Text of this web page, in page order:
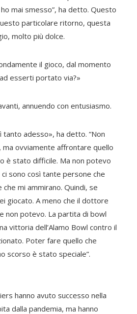
mai smesso”, ha detto. Questo
particolare ritorno, questa
molto più dolce.
il gioco, dal momento
esserti portato via?»
annuendo con entusiasmo.
tanto adesso», ha detto. “Non
ovviamente affrontare quello
è stato difficile. Ma non potevo
sono così tante persone che
mi ammirano. Quindi, se
giocato. A meno che il dottore
non potevo. La partita di bowl
vittoria dell’Alamo Bowl contro il
Poter fare quello che
scorso è stato speciale”.
hanno avuto successo nella
dalla pandemia, ma hanno